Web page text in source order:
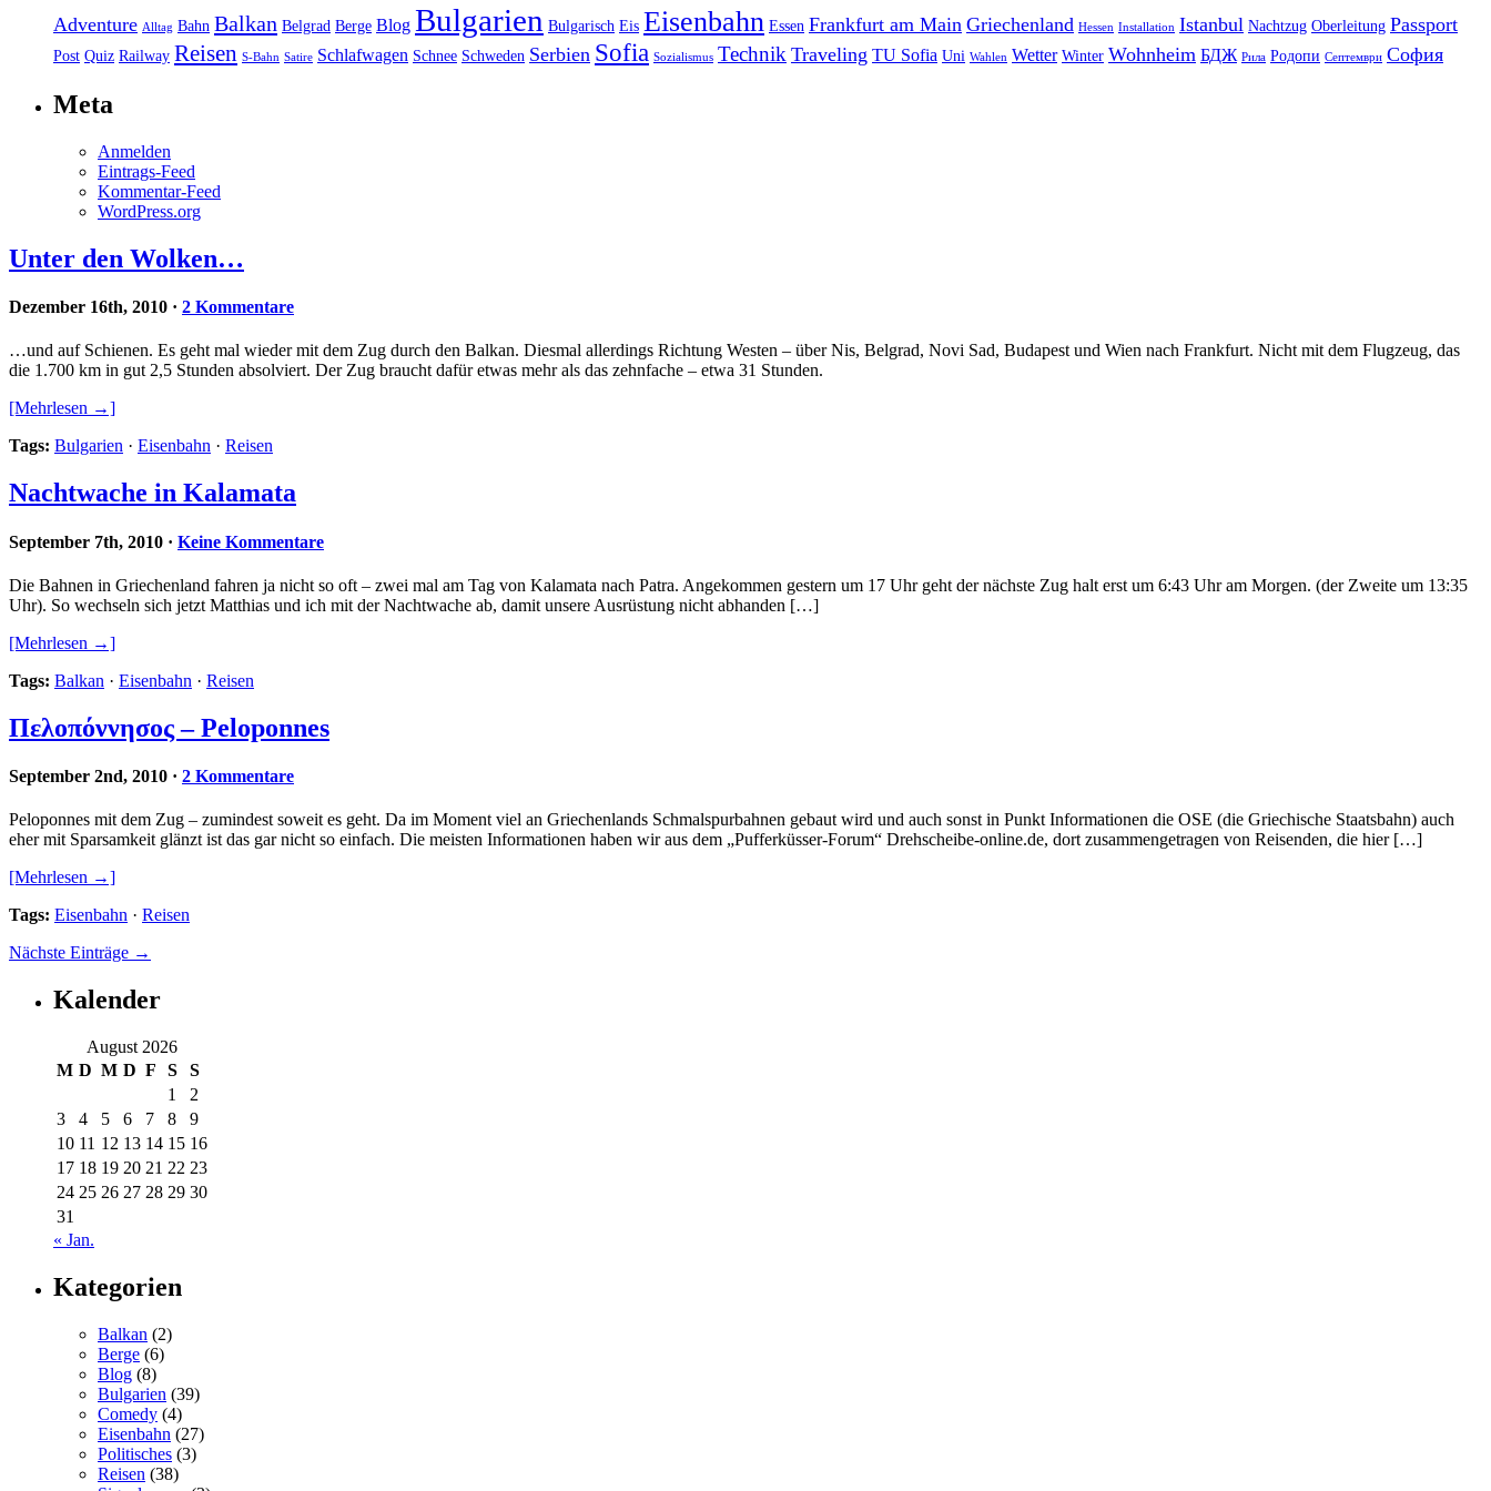
Adventure Alltag Bahn Balkan Belgrad Berge Blog Bulgarien Bulgarisch Eis Eisenbahn Essen Frankfurt am Main Griechenland Hessen Installation Istanbul Nachtzug Oberleitung Passport
Post Quiz Railway Reisen S-Bahn Satire Schlafwagen Schnee Schweden Serbien Sofia Sozialismus Technik Traveling TU Sofia Uni Wahlen Wetter Winter Wohnheim БДЖ Рила Родопи Септември София
Meta
Anmelden
Eintrags-Feed
Kommentar-Feed
WordPress.org
Unter den Wolken…
Dezember 16th, 2010 · 2 Kommentare
…und auf Schienen. Es geht mal wieder mit dem Zug durch den Balkan. Diesmal allerdings Richtung Westen – über Nis, Belgrad, Novi Sad, Budapest und Wien nach Frankfurt. Nicht mit dem Flugzeug, das
die 1.700 km in gut 2,5 Stunden absolviert. Der Zug braucht dafür etwas mehr als das zehnfache – etwa 31 Stunden.
[Mehrlesen →]
Tags: Bulgarien · Eisenbahn · Reisen
Nachtwache in Kalamata
September 7th, 2010 · Keine Kommentare
Die Bahnen in Griechenland fahren ja nicht so oft – zwei mal am Tag von Kalamata nach Patra. Angekommen gestern um 17 Uhr geht der nächste Zug halt erst um 6:43 Uhr am Morgen. (der Zweite um 13:35
Uhr). So wechseln sich jetzt Matthias und ich mit der Nachtwache ab, damit unsere Ausrüstung nicht abhanden […]
[Mehrlesen →]
Tags: Balkan · Eisenbahn · Reisen
Πελοπόννησος – Peloponnes
September 2nd, 2010 · 2 Kommentare
Peloponnes mit dem Zug – zumindest soweit es geht. Da im Moment viel an Griechenlands Schmalspurbahnen gebaut wird und auch sonst in Punkt Informationen die OSE (die Griechische Staatsbahn) auch
eher mit Sparsamkeit glänzt ist das gar nicht so einfach. Die meisten Informationen haben wir aus dem „Pufferküsser-Forum“ Drehscheibe-online.de, dort zusammengetragen von Reisenden, die hier […]
[Mehrlesen →]
Tags: Eisenbahn · Reisen
Nächste Einträge →
Kalender
August 2026
M D M D F S
S
1
2
3
4 5 6 7 8
9
10 11 12 13 14 15 16
17 18 19 20 21 22 23
24 25 26 27 28 29 30
31
« Jan.
Kategorien
Balkan (2)
Berge (6)
Blog (8)
Bulgarien (39)
Comedy (4)
Eisenbahn (27)
Politisches (3)
Reisen (38)